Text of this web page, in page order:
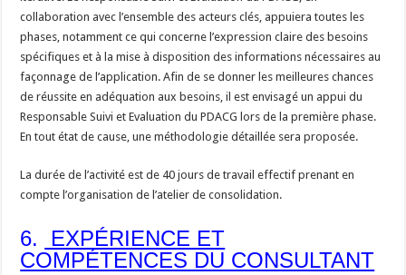
collaboration avec l’ensemble des acteurs clés, appuiera toutes les
phases, notamment ce qui concerne l’expression claire des besoins
spécifiques et à la mise à disposition des informations nécessaires au
façonnage de l’application. Afin de se donner les meilleures chances
de réussite en adéquation aux besoins, il est envisagé un appui du
Responsable Suivi et Evaluation du PDACG lors de la première phase.
En tout état de cause, une méthodologie détaillée sera proposée.
La durée de l’activité est de 40 jours de travail effectif prenant en
compte l’organisation de l’atelier de consolidation.
6.
EXPÉRIENCE ET
COMPÉTENCES DU CONSULTANT